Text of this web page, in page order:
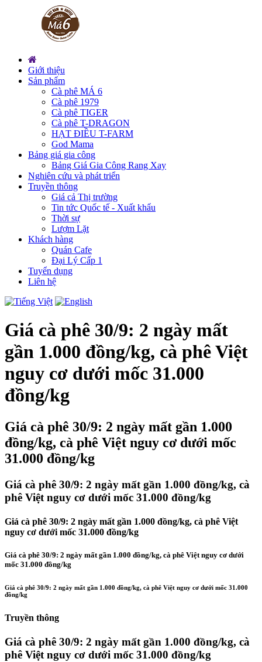
Giới thiệu
Sản phẩm
Cà phê MÁ 6
Cà phê 1979
Cà phê TIGER
Cà phê T-DRAGON
HẠT ĐIỀU T-FARM
God Mama
Bảng giá gia công
Bảng Giá Gia Công Rang Xay
Nghiên cứu và phát triển
Truyền thông
Giá cả Thị trường
Tin tức Quốc tế - Xuất khẩu
Thời sự
Lượm Lặt
Khách hàng
Quán Cafe
Đại Lý Cấp 1
Tuyển dụng
Liên hệ
Giá cà phê 30/9: 2 ngày mất
gần 1.000 đồng/kg, cà phê Việt
nguy cơ dưới mốc 31.000
đồng/kg
Giá cà phê 30/9: 2 ngày mất gần 1.000
đồng/kg, cà phê Việt nguy cơ dưới mốc
31.000 đồng/kg
Giá cà phê 30/9: 2 ngày mất gần 1.000 đồng/kg, cà
phê Việt nguy cơ dưới mốc 31.000 đồng/kg
Giá cà phê 30/9: 2 ngày mất gần 1.000 đồng/kg, cà phê Việt
nguy cơ dưới mốc 31.000 đồng/kg
Giá cà phê 30/9: 2 ngày mất gần 1.000 đồng/kg, cà phê Việt nguy cơ dưới
mốc 31.000 đồng/kg
Giá cà phê 30/9: 2 ngày mất gần 1.000 đồng/kg, cà phê Việt nguy cơ dưới mốc 31.000
đồng/kg
Truyền thông
Giá cà phê 30/9: 2 ngày mất gần 1.000 đồng/kg, cà
phê Việt nguy cơ dưới mốc 31.000 đồng/kg